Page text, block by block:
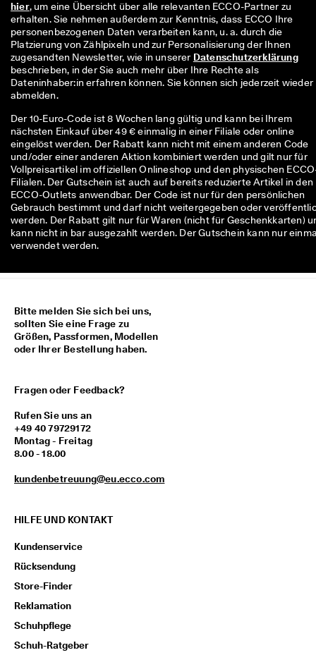
hier, um eine Übersicht über alle relevanten ECCO-Partner zu
erhalten. Sie nehmen außerdem zur Kenntnis, dass ECCO Ihre
personenbezogenen Daten verarbeiten kann, u. a. durch die
Platzierung von Zählpixeln und zur Personalisierung der Ihnen
zugesandten Newsletter, wie in unserer Datenschutzerklärung
beschrieben, in der Sie auch mehr über Ihre Rechte als
Dateninhaber:in erfahren können. Sie können sich jederzeit wieder
abmelden.
Der 10-Euro-Code ist 8 Wochen lang gültig und kann bei Ihrem
nächsten Einkauf über 49 € einmalig in einer Filiale oder online
eingelöst werden. Der Rabatt kann nicht mit einem anderen Code
und/oder einer anderen Aktion kombiniert werden und gilt nur für
Vollpreisartikel im offiziellen Onlineshop und den physischen
Filialen. Der Gutschein ist auch auf bereits reduzierte Artikel in den
ECCO-Outlets anwendbar. Der Code ist nur für den persönlichen
Gebrauch bestimmt und darf nicht weitergegeben oder
werden. Der Rabatt gilt nur für Waren (nicht für Geschenkkarten)
kann nicht in bar ausgezahlt werden. Der Gutschein kann nur
verwendet werden.
Bitte melden Sie sich bei uns,
sollten Sie eine Frage zu
Größen, Passformen, Modellen
oder Ihrer Bestellung haben.
Fragen oder Feedback?
Rufen Sie uns an
+49 40 79729172
Montag - Freitag
8.00 - 18.00
kundenbetreuung@eu.ecco.com
HILFE UND KONTAKT
Kundenservice
Rücksendung
Store-Finder
Reklamation
Schuhpflege
Schuh-Ratgeber